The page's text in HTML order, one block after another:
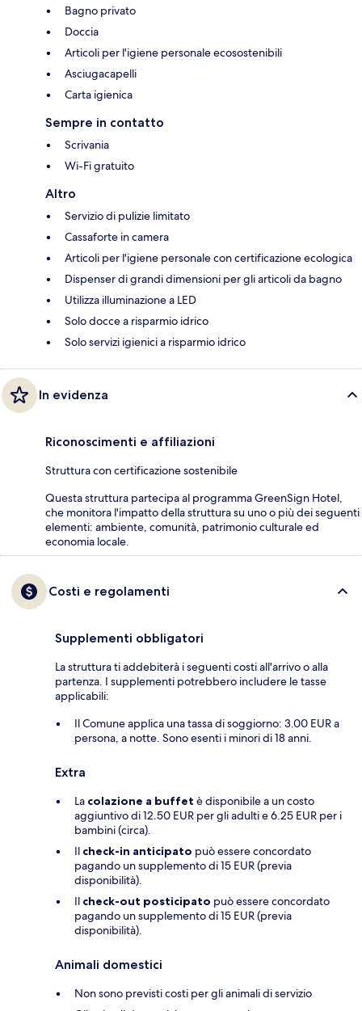
Bagno privato
Doccia
Articoli per l'igiene personale ecosostenibili
Asciugacapelli
Carta igienica
Sempre in contatto
Scrivania
Wi-Fi gratuito
Altro
Servizio di pulizie limitato
Cassaforte in camera
Articoli per l'igiene personale con certificazione ecologica
Dispenser di grandi dimensioni per gli articoli da bagno
Utilizza illuminazione a LED
Solo docce a risparmio idrico
Solo servizi igienici a risparmio idrico
In evidenza
Riconoscimenti e affiliazioni
Struttura con certificazione sostenibile
Questa struttura partecipa al programma GreenSign Hotel,
che monitora l'impatto della struttura su uno o più dei seguenti
elementi: ambiente, comunità, patrimonio culturale ed
economia locale.
Costi e regolamenti
Supplementi obbligatori
La struttura ti addebiterà i seguenti costi all'arrivo o alla
partenza. I supplementi potrebbero includere le tasse
applicabili:
Il Comune applica una tassa di soggiorno: 3.00 EUR a
persona, a notte. Sono esenti i minori di 18 anni.
Extra
La colazione a buffet è disponibile a un costo
aggiuntivo di 12.50 EUR per gli adulti e 6.25 EUR per i
bambini (circa).
Il check-in anticipato può essere concordato
pagando un supplemento di 15 EUR (previa
disponibilità).
Il check-out posticipato può essere concordato
pagando un supplemento di 15 EUR (previa
disponibilità).
Animali domestici
Non sono previsti costi per gli animali di servizio